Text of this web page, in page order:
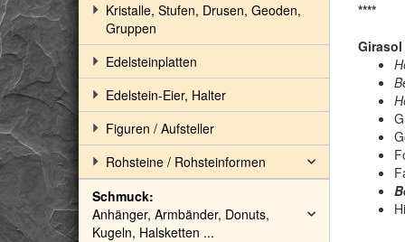
****
Kristalle, Stufen, Drusen, Geoden,
Gruppen
Edelsteinplatten
Edelstein-Eier, Halter
Figuren / Aufsteller
Rohsteine / Rohsteinformen
Schmuck:
Anhänger, Armbänder, Donuts,
Kugeln, Halsketten ...